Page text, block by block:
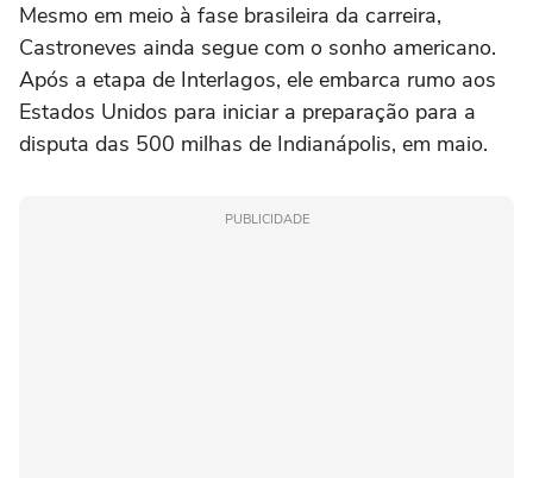
Mesmo em meio à fase brasileira da carreira,
Castroneves ainda segue com o sonho americano.
Após a etapa de Interlagos, ele embarca rumo aos
Estados Unidos para iniciar a preparação para a
disputa das 500 milhas de Indianápolis, em maio.
PUBLICIDADE